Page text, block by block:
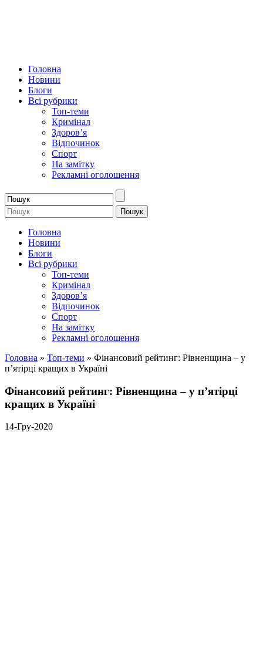
Головна
Новини
Блоги
Всі рубрики
Топ-теми
Кримінал
Здоров’я
Відпочинок
Спорт
На замітку
Рекламні оголошення
Головна
Новини
Блоги
Всі рубрики
Топ-теми
Кримінал
Здоров’я
Відпочинок
Спорт
На замітку
Рекламні оголошення
Головна » Топ-теми » Фінансовий рейтинг: Рівненщина – у
п’ятірці кращих в Україні
Фінансовий рейтинг: Рівненщина – у п’ятірці
кращих в Україні
14-Гру-2020